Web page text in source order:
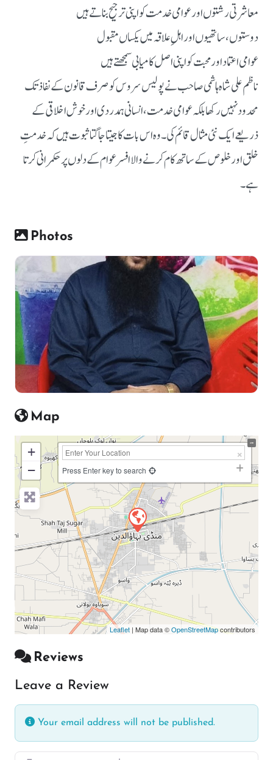
معاشرتی رشتوں اور عوامی خدمت کو اپنی ترجیح بناتے ہیں
دوستوں، ساتھیوں اور اہلِ علاقہ میں یکساں مقبول
عوامی اعتماد اور محبت کو اپنی اصل کامیابی سمجھتے ہیں
ناظم علی شاہ ہاشمی صاحب نے پولیس سروس کو صرف قانون کے نفاذ تک
محدود نہیں رکھا بلکہ عوامی خدمت، انسانی ہمدردی اور خوش اخلاقی کے
ذریعے ایک نئی مثال قائم کی۔ وہ اس بات کا جیتا جاگتا ثبوت ہیں کہ خدمتِ
خلق اور خلوص کے ساتھ کام کرنے والا افسر عوام کے دلوں پر حکمرانی کرتا
ہے۔
Photos
Map
+
−
Press Enter key to search
Leaflet | Map data ©OpenStreetMapcontributors
Reviews
Leave a Review
Your email address will not be published.